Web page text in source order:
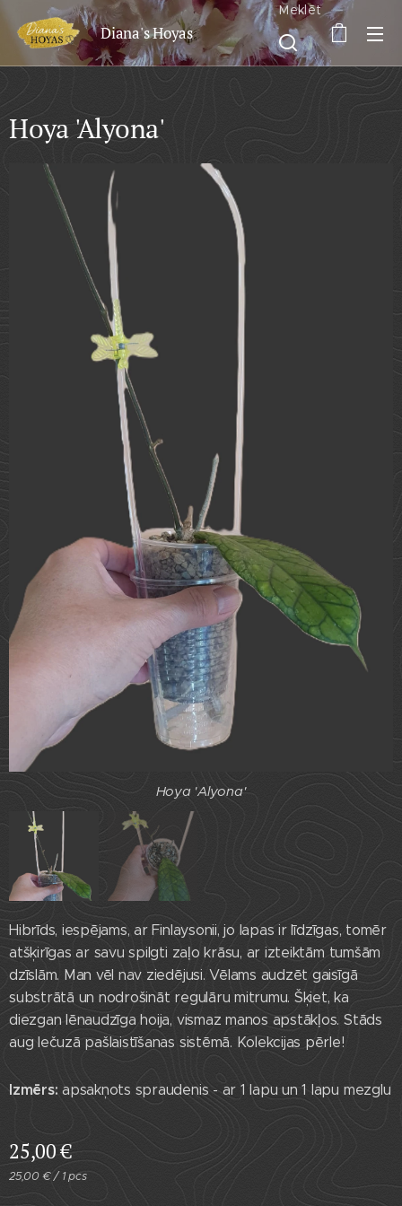
Diana's Hoyas
Meklēt
Hoya 'Alyona'
Hoya 'Alyona'
Hoya 'Alyona'
Hibrīds, iespējams, ar Finlaysonii, jo lapas ir līdzīgas, tomēr
atšķirīgas ar savu spilgti zaļo krāsu, ar izteiktām tumšām
dzīslām. Man vēl nav ziedējusi. Vēlams audzēt gaisīgā
substrātā un nodrošināt regulāru mitrumu. Šķiet, ka
diezgan lēnaudzīga hoija, vismaz manos apstākļos. Stāds
aug lečuzā pašlaistīšanas sistēmā. Kolekcijas pērle!
Izmērs: apsakņots spraudenis - ar 1 lapu un 1 lapu mezglu
25,00€
25,00 € / 1 pcs